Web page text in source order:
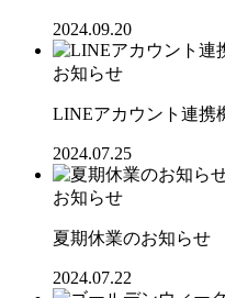
2024.09.20
お知らせ
LINEアカウント連携
2024.07.25
お知らせ
夏期休業のお知らせ
2024.07.22